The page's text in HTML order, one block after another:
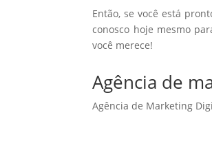
Então, se você está
conosco hoje mesmo
você merece!
Agência de
Agência de Marketing